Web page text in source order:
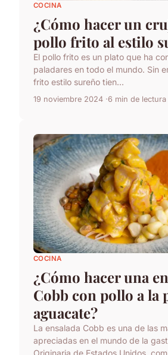
COCINA
¿Cómo hacer un
pollo frito al estilo
El pollo frito es un plato que ha
paladares en todo el mundo. Sin
frito estilo sureño tien...
19 noviembre 2024 6 min de lectura
COCINA
¿Cómo hacer una
Cobb con pollo a la
aguacate?
La ensalada Cobb es una de las
apreciadas en el mundo de la